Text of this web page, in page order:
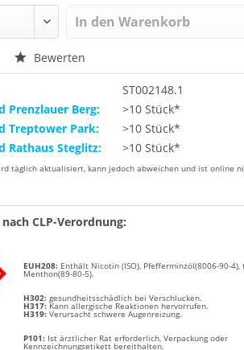
In den Warenkorb
Bewerten
ST002148.1
Prenzlauer Berg:
>10 Stück*
Treptower Park:
>10 Stück*
Rathaus Steglitz:
>10 Stück*
täglich aktualisiert, kann jedoch abweichen und ist online
CLP-Verordnung:
EUH208: Enthält Nicotin (ISO), Pfefferminzöl(8006-90-4),
Menthon(89-80-5).
H302: gesundheitsschädlich bei Verschlucken.
H317:Kann allergische Reaktionen hervorrufen.
H319:Verursacht schwere Augenreizung.
P101: Ist ärztlicher Rat erforderlich, Verpackung oder
Kennzeichnungsetikett bereithalten.